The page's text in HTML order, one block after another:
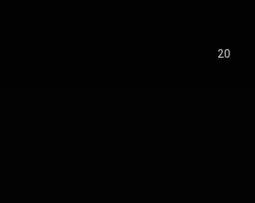
20